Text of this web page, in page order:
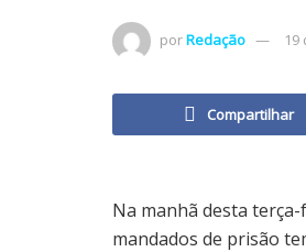
porRedação 19
Compartilhar
Na manhã desta
mandados de prisão